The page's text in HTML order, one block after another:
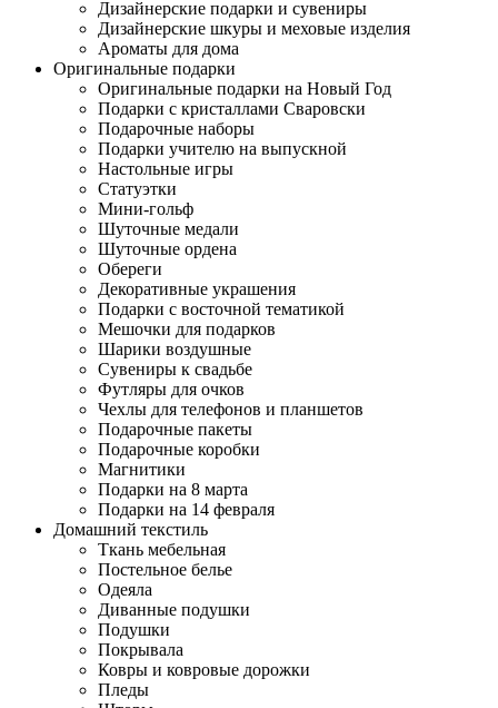
Дизайнерские подарки и сувениры
Дизайнерские шкуры и меховые изделия
Ароматы для дома
Оригинальные подарки
Оригинальные подарки на Новый Год
Подарки с кристаллами Сваровски
Подарочные наборы
Подарки учителю на выпускной
Настольные игры
Статуэтки
Мини-гольф
Шуточные медали
Шуточные ордена
Обереги
Декоративные украшения
Подарки с восточной тематикой
Мешочки для подарков
Шарики воздушные
Сувениры к свадьбе
Футляры для очков
Чехлы для телефонов и планшетов
Подарочные пакеты
Подарочные коробки
Магнитики
Подарки на 8 марта
Подарки на 14 февраля
Домашний текстиль
Ткань мебельная
Постельное белье
Одеяла
Диванные подушки
Подушки
Покрывала
Ковры и ковровые дорожки
Пледы